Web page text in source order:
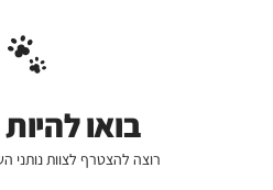
בואו
רוצה להצטרף לצוות נותני